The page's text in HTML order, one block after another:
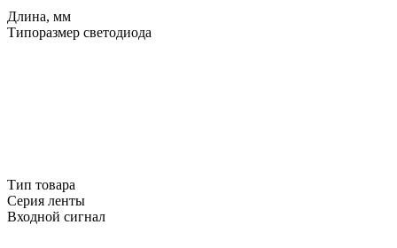
Длина, мм
Типоразмер светодиода
Тип товара
Серия ленты
Входной сигнал